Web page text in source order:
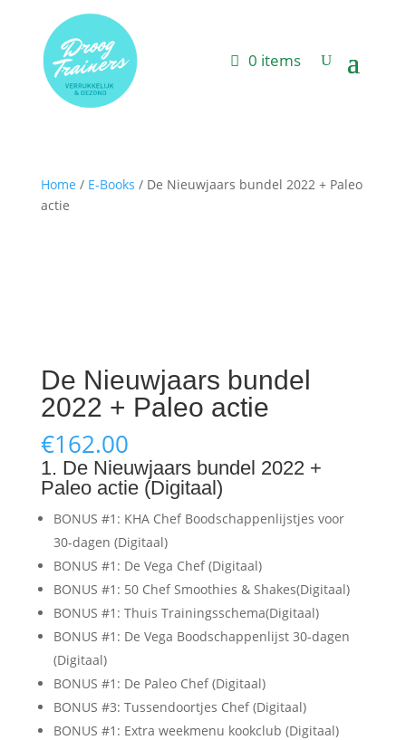
0 items
Home / E-Books / De Nieuwjaars bundel 2022 + Paleo
actie
De Nieuwjaars bundel
2022 + Paleo actie
€162.00
1. De Nieuwjaars bundel 2022 +
Paleo actie (Digitaal)
BONUS #1: KHA Chef Boodschappenlijstjes voor
30-dagen (Digitaal)
BONUS #1: De Vega Chef (Digitaal)
BONUS #1: 50 Chef Smoothies & Shakes(Digitaal)
BONUS #1: Thuis Trainingsschema(Digitaal)
BONUS #1: De Vega Boodschappenlijst 30-dagen
(Digitaal)
BONUS #1: De Paleo Chef (Digitaal)
BONUS #3: Tussendoortjes Chef (Digitaal)
BONUS #1: Extra weekmenu kookclub (Digitaal)